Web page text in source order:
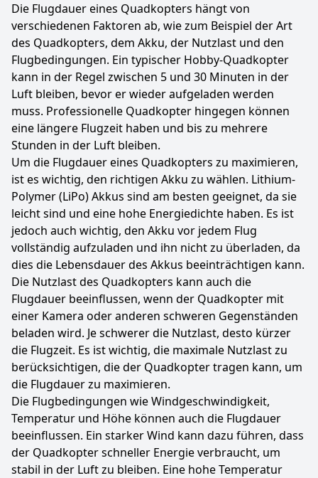
Die Flugdauer eines Quadkopters hängt von
verschiedenen Faktoren ab, wie zum Beispiel der Art
des Quadkopters, dem Akku, der Nutzlast und den
Flugbedingungen. Ein typischer Hobby-Quadkopter
kann in der Regel zwischen 5 und 30 Minuten in der
Luft bleiben, bevor er wieder aufgeladen werden
muss. Professionelle Quadkopter hingegen können
eine längere Flugzeit haben und bis zu mehrere
Stunden in der Luft bleiben.
Um die Flugdauer eines Quadkopters zu maximieren,
ist es wichtig, den richtigen Akku zu wählen. Lithium-
Polymer (LiPo) Akkus sind am besten geeignet, da sie
leicht sind und eine hohe Energiedichte haben. Es ist
jedoch auch wichtig, den Akku vor jedem Flug
vollständig aufzuladen und ihn nicht zu überladen, da
dies die Lebensdauer des Akkus beeinträchtigen kann.
Die Nutzlast des Quadkopters kann auch die
Flugdauer beeinflussen, wenn der Quadkopter mit
einer Kamera oder anderen schweren Gegenständen
beladen wird. Je schwerer die Nutzlast, desto kürzer
die Flugzeit. Es ist wichtig, die maximale Nutzlast zu
berücksichtigen, die der Quadkopter tragen kann, um
die Flugdauer zu maximieren.
Die Flugbedingungen wie Windgeschwindigkeit,
Temperatur und Höhe können auch die Flugdauer
beeinflussen. Ein starker Wind kann dazu führen, dass
der Quadkopter schneller Energie verbraucht, um
stabil in der Luft zu bleiben. Eine hohe Temperatur